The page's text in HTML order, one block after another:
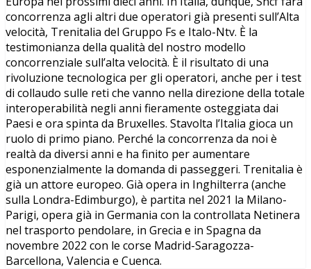
concorrenza agli altri due operatori già presenti sull’Alta
velocità, Trenitalia del Gruppo Fs e Italo-Ntv. È la
testimonianza della qualità del nostro modello
concorrenziale sull’alta velocità. È il risultato di una
rivoluzione tecnologica per gli operatori, anche per i test
di collaudo sulle reti che vanno nella direzione della totale
interoperabilità negli anni fieramente osteggiata dai
Paesi e ora spinta da Bruxelles. Stavolta l’Italia gioca un
ruolo di primo piano. Perché la concorrenza da noi è
realtà da diversi anni e ha finito per aumentare
esponenzialmente la domanda di passeggeri. Trenitalia è
già un attore europeo. Già opera in Inghilterra (anche
sulla Londra-Edimburgo), è partita nel 2021 la Milano-
Parigi, opera già in Germania con la controllata Netinera
nel trasporto pendolare, in Grecia e in Spagna da
novembre 2022 con le corse Madrid-Saragozza-
Barcellona, Valencia e Cuenca.